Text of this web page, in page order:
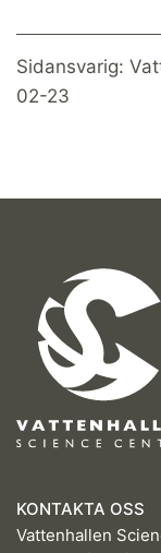
Sidansvarig:
02-23
KONTAKTA OSS
Vattenhallen